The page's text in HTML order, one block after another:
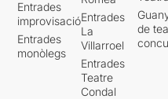
Entrades
improvisació
Entrades
monòlegs
Entrades
La
Villarroel
Entrades
Teatre
Condal
de